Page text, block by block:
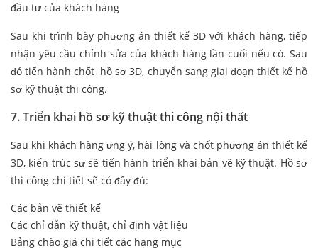
đầu tư của khách hàng
Sau khi trình bày phương án thiết kế 3D với khách hàng, tiếp
nhận yêu cầu chỉnh sửa của khách hàng lần cuối nếu có. Sau
đó tiến hành chốt hồ sơ 3D, chuyển sang giai đoạn thiết kế hồ
sơ kỹ thuật thi công.
7. Triển khai hồ sơ kỹ thuật thi công nội thất
Sau khi khách hàng ưng ý, hài lòng và chốt phương án thiết kế
3D, kiến trúc sư sẽ tiến hành triển khai bản vẽ kỹ thuật. Hồ sơ
thi công chi tiết sẽ có đầy đủ:
Các bản vẽ thiết kế
Các chỉ dẫn kỹ thuật, chỉ định vật liệu
Bảng chào giá chi tiết các hạng mục